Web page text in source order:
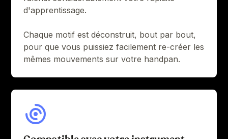
d'apprentissage.
Chaque motif est déconstruit, bout par bout,
pour que vous puissiez facilement re-créer les
mêmes mouvements sur votre handpan.